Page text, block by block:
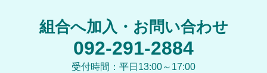
組合へ加入・お問い合わせ
092-291-2884
受付時間：平日13:00～17:00